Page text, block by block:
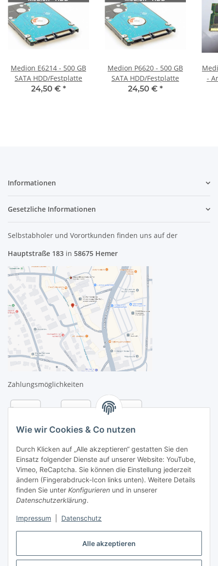
Alle akzeptieren
Wie wir Cookies & Co nutzen
Durch Klicken auf „Alle akzeptieren“ gestatten Sie den
Einsatz folgender Dienste auf unserer Website: YouTube,
Vimeo, ReCaptcha. Sie können die Einstellung jederzeit
ändern (Fingerabdruck-Icon links unten). Weitere Details
finden Sie unter Konfigurieren und in unserer
Datenschutzerklärung.
Impressum Datenschutz
Medion E6214 - 500 GB
SATA HDD/Festplatte
24,50 € *
Medion P6620 - 500 GB
SATA HDD/Festplatte
24,50 € *
-
Informationen
Gesetzliche Informationen
Selbstabholer und Vorortkunden finden uns auf der
Hauptstraße 183 in 58675 Hemer
Zahlungsmöglichkeiten